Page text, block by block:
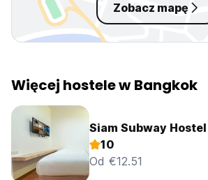
Zobacz mapę
Więcej hostele w Bangkok
Siam Subway
10
Od €12.51